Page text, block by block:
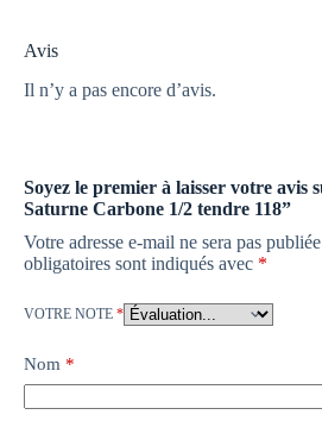
Avis
Il n’y a pas encore d’avis.
Soyez le premier à laisser votre avis
Saturne Carbone 1/2 tendre 118”
Votre adresse e-mail ne sera pas
obligatoires sont indiqués avec *
VOTRE NOTE *
Nom *